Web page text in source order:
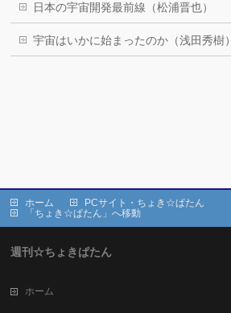
日本の宇宙開発最前線（松浦晋也）
宇宙はいかに始まったのか（浅田秀樹）
ホーム
PCサイト・ちょき☆ぱたん
「ちょき☆ぱたん」へ移動
週刊☆ちょきぱたん
ホーム